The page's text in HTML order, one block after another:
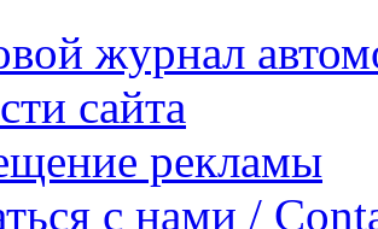
журнал
сайта
рекламы
с нами /